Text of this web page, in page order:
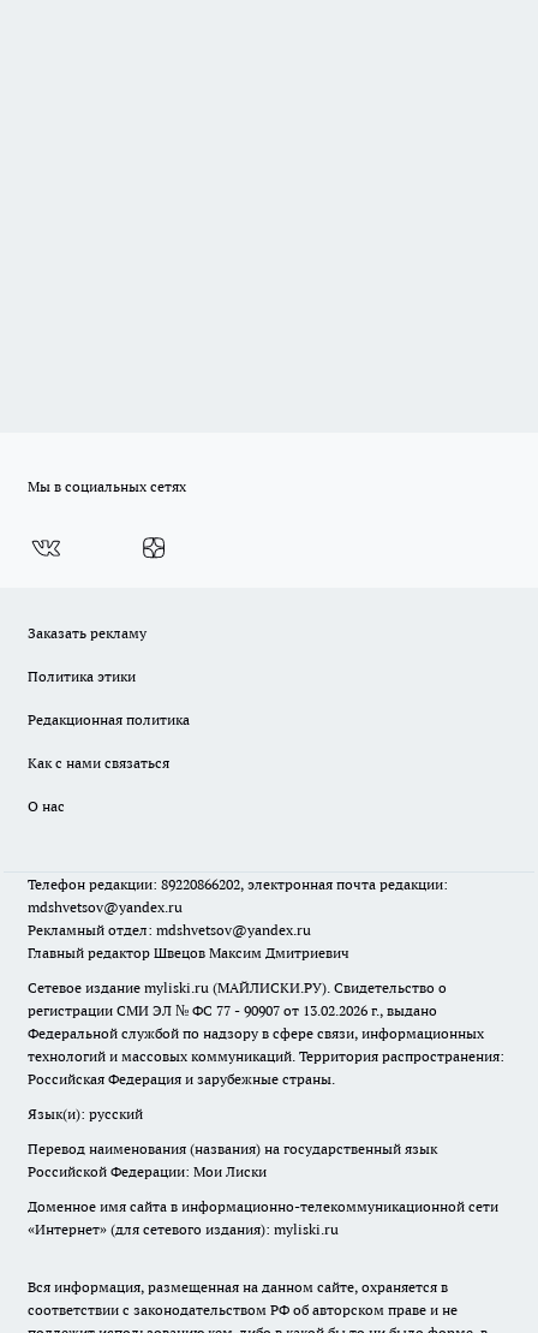
Мы в социальных сетях
Заказать рекламу
Политика этики
Редакционная политика
Как с нами связаться
О нас
Телефон редакции: 89220866202, электронная почта редакции:
mdshvetsov@yandex.ru
Рекламный отдел: mdshvetsov@yandex.ru
Главный редактор Швецов Максим Дмитриевич
Сетевое издание myliski.ru (МАЙЛИСКИ.РУ). Свидетельство о
регистрации СМИ ЭЛ № ФС 77 - 90907 от 13.02.2026 г., выдано
Федеральной службой по надзору в сфере связи, информационных
технологий и массовых коммуникаций. Территория распространения:
Российская Федерация и зарубежные страны.
Язык(и): русский
Перевод наименования (названия) на государственный язык
Российской Федерации: Мои Лиски
Доменное имя сайта в информационно-телекоммуникационной сети
«Интернет» (для сетевого издания): myliski.ru
Вся информация, размещенная на данном сайте, охраняется в
соответствии с законодательством РФ об авторском праве и не